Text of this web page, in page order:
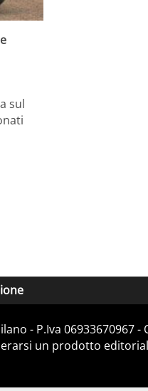
sul
- P.Iva 06933670967
un prodotto